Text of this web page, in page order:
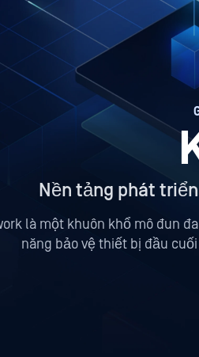
Nền tảng phát
là một khuôn khổ mô đun
năng bảo vệ thiết bị đầu